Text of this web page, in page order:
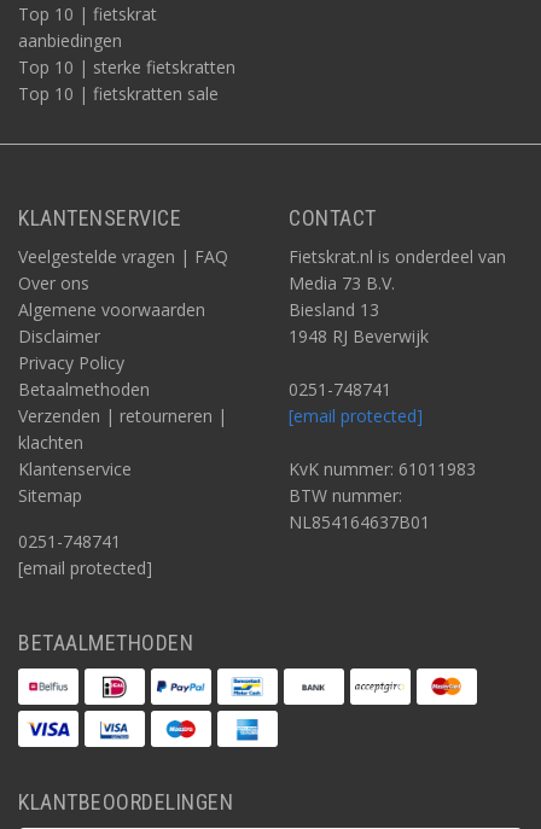
Top 10 | fietskrat
aanbiedingen
Top 10 | sterke fietskratten
Top 10 | fietskratten sale
KLANTENSERVICE
Veelgestelde vragen | FAQ
Over ons
Algemene voorwaarden
Disclaimer
Privacy Policy
Betaalmethoden
Verzenden | retourneren |
klachten
Klantenservice
Sitemap
0251-748741
[email protected]
CONTACT
Fietskrat.nl is onderdeel van
Media 73 B.V.
Biesland 13
1948 RJ Beverwijk
0251-748741
[email protected]
KvK nummer: 61011983
BTW nummer:
NL854164637B01
BETAALMETHODEN
KLANTBEOORDELINGEN